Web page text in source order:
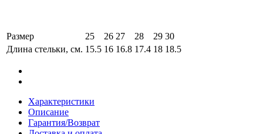
Размер 25 26 27 28 29 30
Длина стельки, см. 15.5 16 16.8 17.4 18 18.5
Характеристики
Описание
Гарантия/Возврат